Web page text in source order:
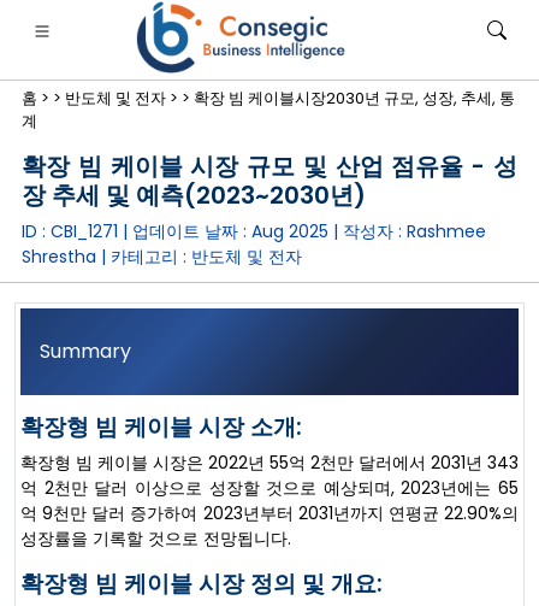
·금융·보험• 소비재 • 에너지 및 전력• 식품 및 음료
• 사례 연구
홈 > > 반도체 및 전자 > > 확장 빔 케이블시장2030년 규모, 성장, 추세, 통
계
확장 빔 케이블 시장 규모 및 산업 점유율 - 성
장 추세 및 예측(2023~2030년)
ID : CBI_1271 | 업데이트 날짜 : Aug 2025 | 작성자 : Rashmee
Shrestha | 카테고리 : 반도체 및 전자
Summary
확장형 빔 케이블 시장 소개:
확장형 빔 케이블 시장은 2022년 55억 2천만 달러에서 2031년 343
억 2천만 달러 이상으로 성장할 것으로 예상되며, 2023년에는 65
억 9천만 달러 증가하여 2023년부터 2031년까지 연평균 22.90%의
성장률을 기록할 것으로 전망됩니다.
확장형 빔 케이블 시장 정의 및 개요: